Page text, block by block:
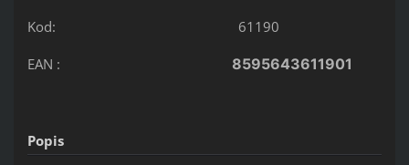
Kod: 61190
EAN : 8595643611901
Popis